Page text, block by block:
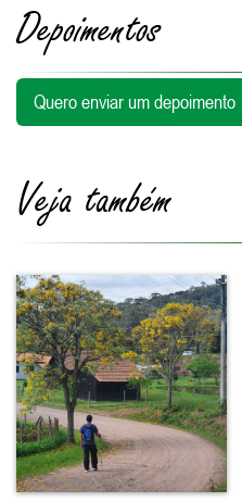
Depoimentos
Quero enviar um depoimento
Veja também